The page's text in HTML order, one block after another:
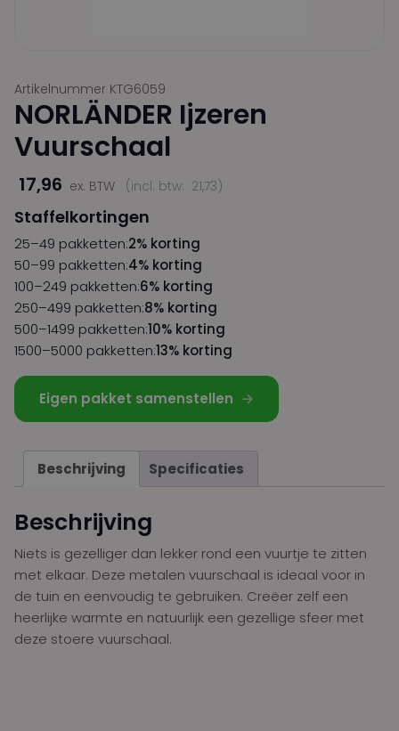
Artikelnummer KTG6059
NORLÄNDER Ijzeren
Vuurschaal
17,96 ex. BTW (incl. btw: 21,73)
Staffelkortingen
25–49 pakketten:2% korting
50–99 pakketten:4% korting
100–249 pakketten:6% korting
250–499 pakketten:8% korting
500–1499 pakketten:10% korting
1500–5000 pakketten:13% korting
Eigen pakket samenstellen
Beschrijving Specificaties
Beschrijving
Niets is gezelliger dan lekker rond een vuurtje te zitten
met elkaar. Deze metalen vuurschaal is ideaal voor in
de tuin en eenvoudig te gebruiken. Creëer zelf een
heerlijke warmte en natuurlijk een gezellige sfeer met
deze stoere vuurschaal.